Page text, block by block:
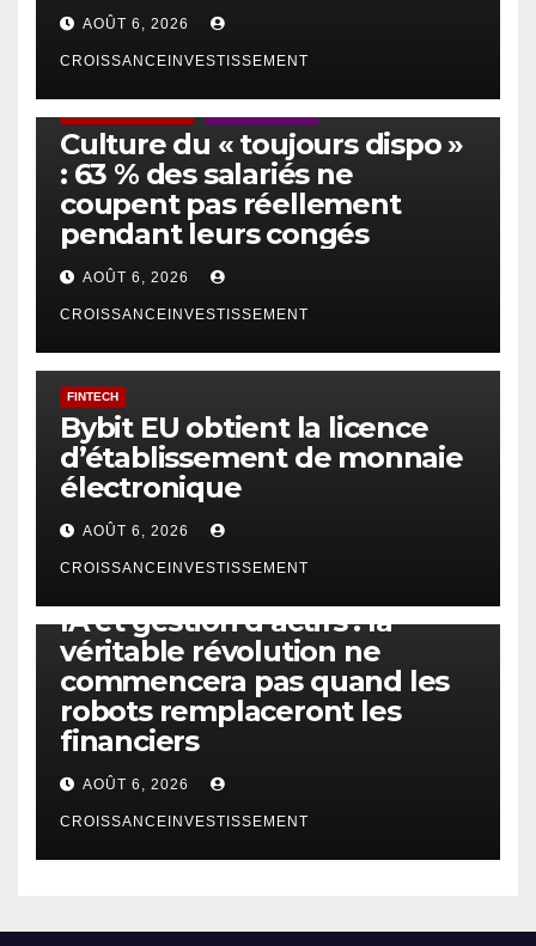
AOÛT 6, 2026
CROISSANCEINVESTISSEMENT
Culture du « toujours dispo »
: 63 % des salariés ne
coupent pas réellement
pendant leurs congés
AOÛT 6, 2026
CROISSANCEINVESTISSEMENT
FINTECH
Bybit EU obtient la licence
d’établissement de monnaie
électronique
AOÛT 6, 2026
CROISSANCEINVESTISSEMENT
IA et gestion d’actifs : la
véritable révolution ne
commencera pas quand les
robots remplaceront les
financiers
AOÛT 6, 2026
CROISSANCEINVESTISSEMENT